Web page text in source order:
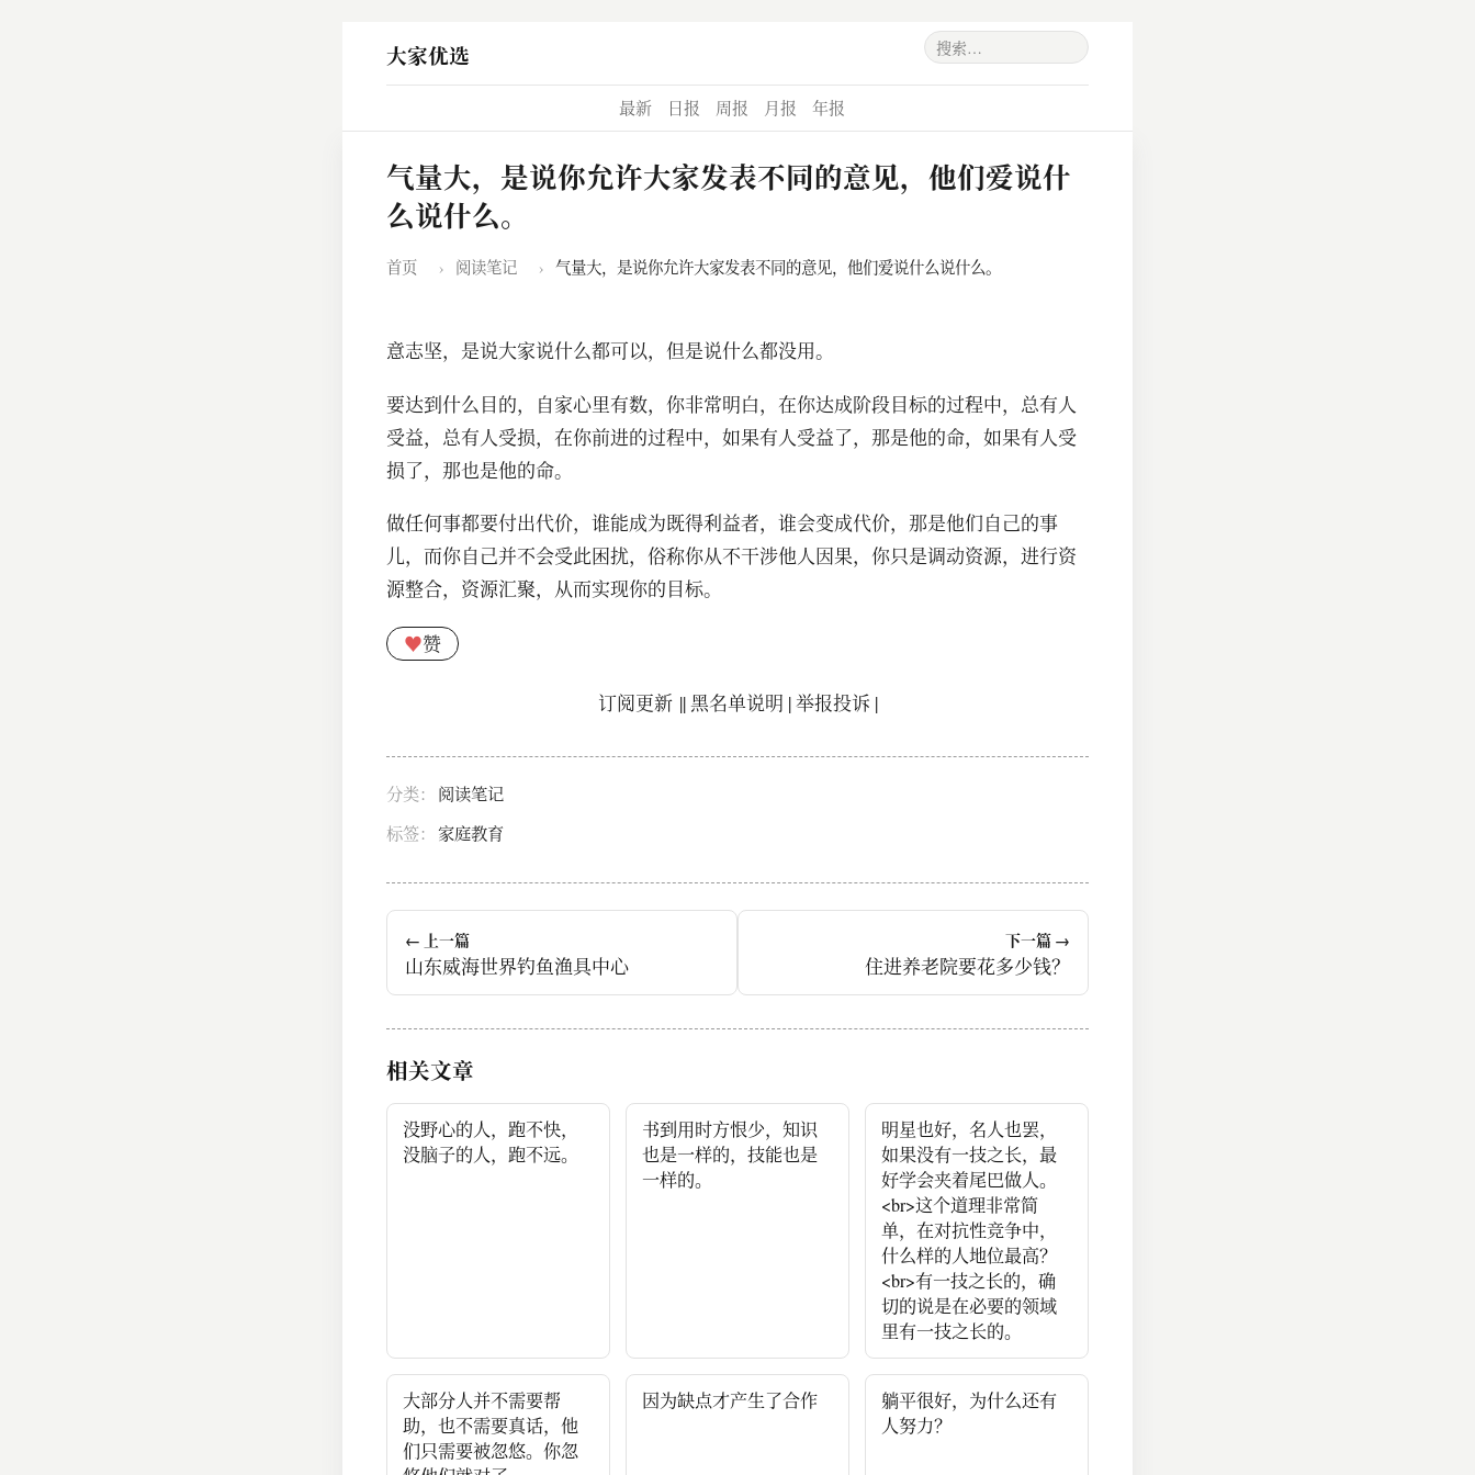
大家优选
最新 日报 周报 月报 年报
气量大，是说你允许大家发表不同的意见，他们爱说什
么说什么。
首页 › 阅读笔记 › 气量大，是说你允许大家发表不同的意见，他们爱说什么说什么。
意志坚，是说大家说什么都可以，但是说什么都没用。
要达到什么目的，自家心里有数，你非常明白，在你达成阶段目标的过程中，总有人
受益，总有人受损，在你前进的过程中，如果有人受益了，那是他的命，如果有人受
损了，那也是他的命。
做任何事都要付出代价，谁能成为既得利益者，谁会变成代价，那是他们自己的事
儿，而你自己并不会受此困扰，俗称你从不干涉他人因果，你只是调动资源，进行资
源整合，资源汇聚，从而实现你的目标。
♥赞
订阅更新||黑名单说明 |举报投诉 |
分类：
阅读笔记
标签： 家庭教育
← 上一篇
山东威海世界钓鱼渔具中心
下一篇 →
住进养老院要花多少钱？
相关文章
没野心的人，跑不快，
没脑子的人，跑不远。
书到用时方恨少，知识
也是一样的，技能也是
一样的。
明星也好，名人也罢，
如果没有一技之长，最
好学会夹着尾巴做人。
<br>这个道理非常简
单，在对抗性竞争中，
什么样的人地位最高？
<br>有一技之长的，确
切的说是在必要的领域
里有一技之长的。
大部分人并不需要帮
助，也不需要真话，他
们只需要被忽悠。你忽
因为缺点才产生了合作
躺平很好，为什么还有
人努力？